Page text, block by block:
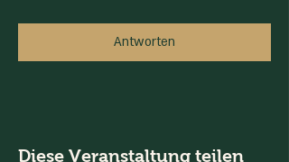
Antworten
Diese Veranstaltung teilen